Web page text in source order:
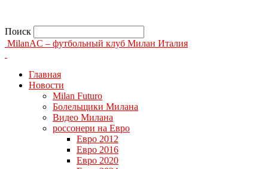
Поиск
MilanAC – футбольный клуб Милан Италия
Главная
Новости
Milan Futuro
Болельщики Милана
Видео Милана
россонери на Евро
Евро 2012
Евро 2016
Евро 2020